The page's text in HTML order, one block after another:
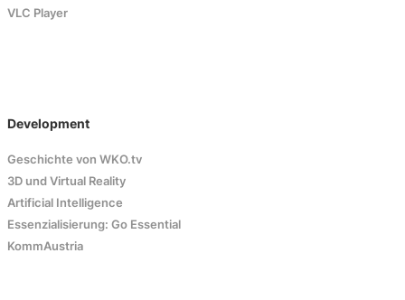
VLC Player
Development
Geschichte von WKO.tv
3D und Virtual Reality
Artificial Intelligence
Essenzialisierung: Go Essential
KommAustria